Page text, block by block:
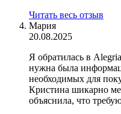
Читать весь отзыв
Мария
20.08.2025
Я обратилась в
нужна была
необходимых для
Кристина шикарно
объяснила, что